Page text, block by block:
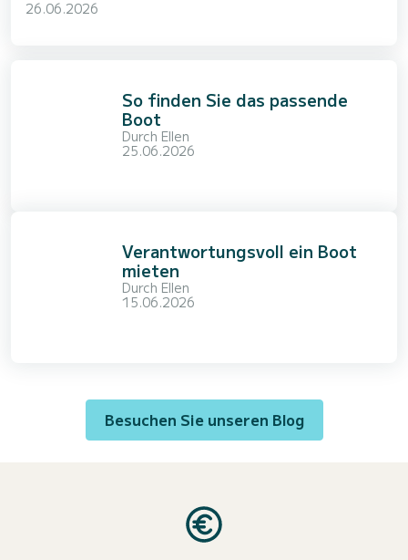
26.06.2026
So finden Sie das passende
Boot
Durch Ellen
25.06.2026
Verantwortungsvoll ein Boot
mieten
Durch Ellen
15.06.2026
Besuchen Sie unseren Blog